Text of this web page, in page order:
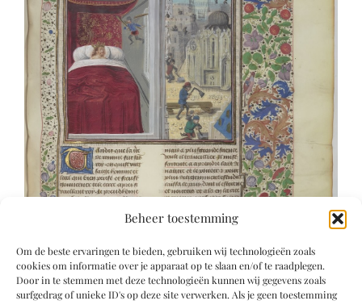
Beheer toestemming
Om de beste ervaringen te bieden, gebruiken wij technologieën zoals
cookies om informatie over je apparaat op te slaan en/of te raadplegen.
Door in te stemmen met deze technologieën kunnen wij gegevens zoals
surfgedrag of unieke ID's op deze site verwerken. Als je geen toestemming